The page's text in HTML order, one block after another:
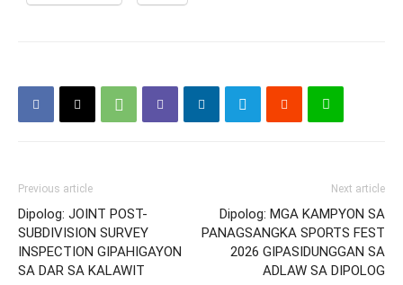
Previous article
Dipolog: JOINT POST-
SUBDIVISION SURVEY
INSPECTION GIPAHIGAYON
SA DAR SA KALAWIT
Next article
Dipolog: MGA KAMPYON SA
PANAGSANGKA SPORTS FEST
2026 GIPASIDUNGGAN SA
ADLAW SA DIPOLOG